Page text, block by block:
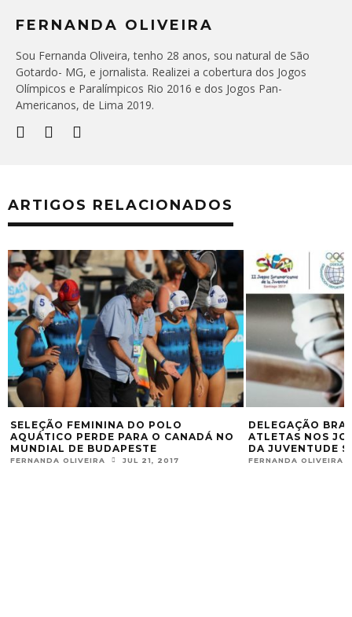
FERNANDA OLIVEIRA
Sou Fernanda Oliveira, tenho 28 anos, sou natural de São
Gotardo- MG, e jornalista. Realizei a cobertura dos Jogos
Olímpicos e Paralímpicos Rio 2016 e dos Jogos Pan-
Americanos, de Lima 2019.
ARTIGOS RELACIONADOS
SELEÇÃO FEMININA DO POLO
AQUÁTICO PERDE PARA O CANADÁ NO
MUNDIAL DE BUDAPESTE
FERNANDA OLIVEIRA JUL 21, 2017
DELEGAÇÃO
ATLETAS NOS
DA JUVENTUDE
FERNANDA OLIVEIRA